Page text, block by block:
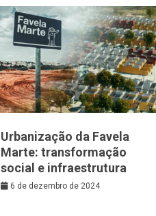
Urbanização da Favela
Marte: transformação
social e infraestrutura
6 de dezembro de 2024